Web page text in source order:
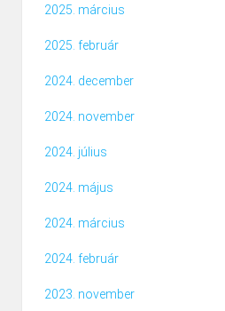
2025. március
2025. február
2024. december
2024. november
2024. július
2024. május
2024. március
2024. február
2023. november